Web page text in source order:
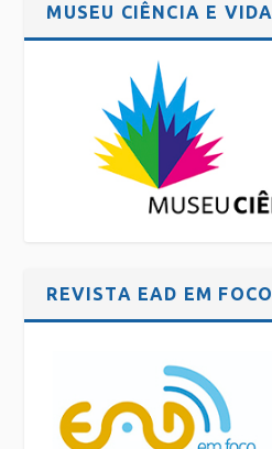
MUSEU CIÊNCIA E VIDA
REVISTA EAD EM FOCO